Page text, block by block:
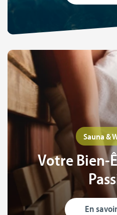
Sauna &
Votre Bien-
En